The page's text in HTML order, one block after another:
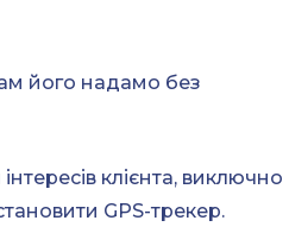
його надамо без
клієнта, виключно
GPS-трекер.